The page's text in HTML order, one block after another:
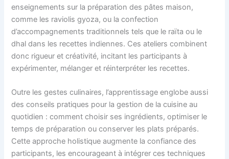
enseignements sur la préparation des pâtes maison,
comme les raviolis gyoza, ou la confection
d’accompagnements traditionnels tels que le raïta ou le
dhal dans les recettes indiennes. Ces ateliers combinent
donc rigueur et créativité, incitant les participants à
expérimenter, mélanger et réinterpréter les recettes.
Outre les gestes culinaires, l’apprentissage englobe aussi
des conseils pratiques pour la gestion de la cuisine au
quotidien : comment choisir ses ingrédients, optimiser le
temps de préparation ou conserver les plats préparés.
Cette approche holistique augmente la confiance des
participants, les encourageant à intégrer ces techniques